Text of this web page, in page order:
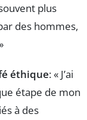
plus
des hommes,
éthique: « J’ai
étape de mon
à des